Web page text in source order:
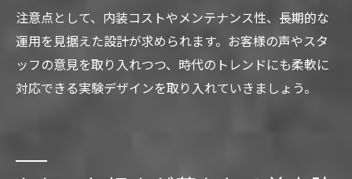
注意点として、内装コストやメンテナンス性、長期的な
運用を見据えた設計が求められます。お客様の声やスタ
ッフの意見を取り入れつつ、時代のトレンドにも柔軟に
対応できる実験デザインを取り入れていきましょう。